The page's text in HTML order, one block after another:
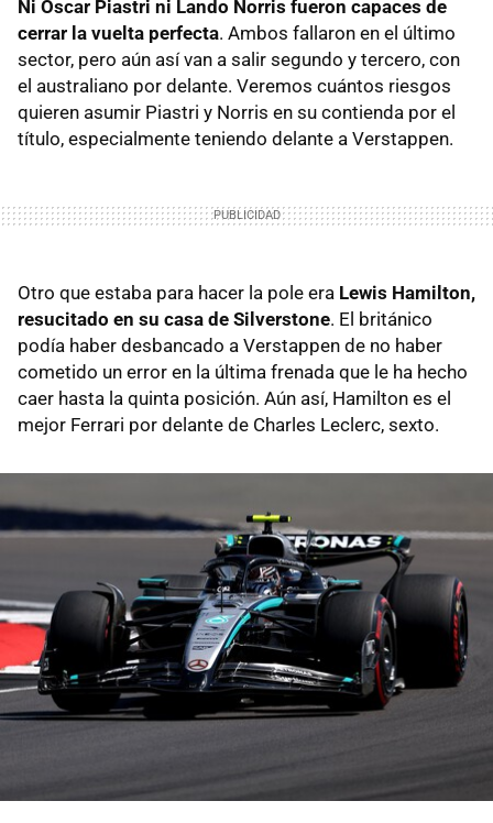
Ni Oscar Piastri ni Lando Norris fueron capaces de
cerrar la vuelta perfecta. Ambos fallaron en el último
sector, pero aún así van a salir segundo y tercero, con
el australiano por delante. Veremos cuántos riesgos
quieren asumir Piastri y Norris en su contienda por el
título, especialmente teniendo delante a Verstappen.
Otro que estaba para hacer la pole era Lewis Hamilton,
resucitado en su casa de Silverstone. El británico
podía haber desbancado a Verstappen de no haber
cometido un error en la última frenada que le ha hecho
caer hasta la quinta posición. Aún así, Hamilton es el
mejor Ferrari por delante de Charles Leclerc, sexto.